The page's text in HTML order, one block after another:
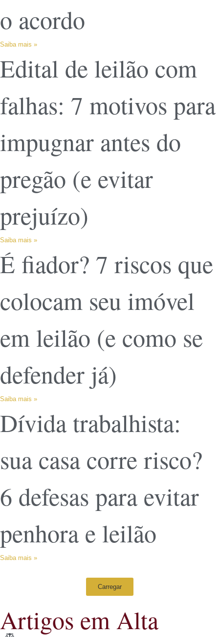
o acordo
Saiba mais »
Edital de leilão com
falhas: 7 motivos para
impugnar antes do
pregão (e evitar
prejuízo)
Saiba mais »
É fiador? 7 riscos que
colocam seu imóvel
em leilão (e como se
defender já)
Saiba mais »
Dívida trabalhista:
sua casa corre risco?
6 defesas para evitar
penhora e leilão
Saiba mais »
Carregar
Artigos em Alta